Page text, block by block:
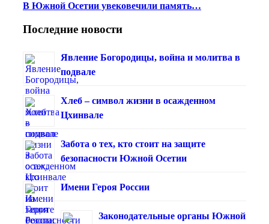
В Южной Осетии увековечили память…
Последние новости
Явление Богородицы, война и молитва в
подвале
Хлеб – символ жизни в осажденном
Цхинвале
Забота о тех, кто стоит на защите
безопасности Южной Осетии
Имени Героя России
Законодательные органы Южной